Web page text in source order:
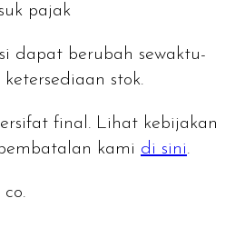
pajak
dapat berubah sewaktu-
stok.
final. Lihat kebijakan
kami di sini.